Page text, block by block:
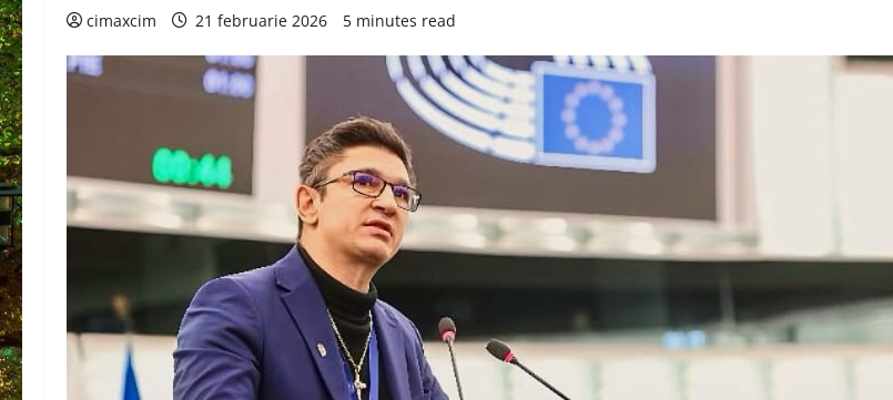
cimaxcim 21 februarie 2026 5 minutes read